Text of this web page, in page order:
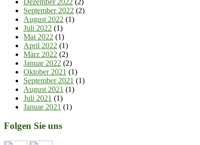
Dezember 2022 (2)
September 2022 (2)
August 2022 (1)
Juli 2022 (1)
Mai 2022 (1)
April 2022 (1)
März 2022 (2)
Januar 2022 (2)
Oktober 2021 (1)
September 2021 (1)
August 2021 (1)
Juli 2021 (1)
Januar 2021 (1)
Folgen Sie uns